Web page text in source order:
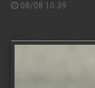
08/08 10:39